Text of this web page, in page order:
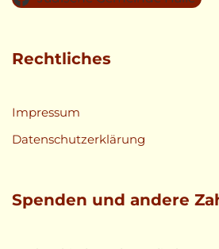
Rechtliches
Impressum
Datenschutzerklärung
Spenden und andere